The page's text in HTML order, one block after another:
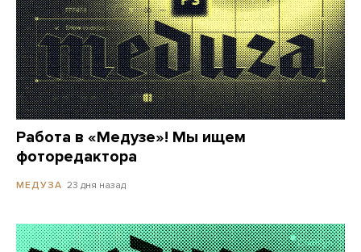
Работа в «Медузе»! Мы ищем
фоторедактора
МЕДУЗА 23 дня назад